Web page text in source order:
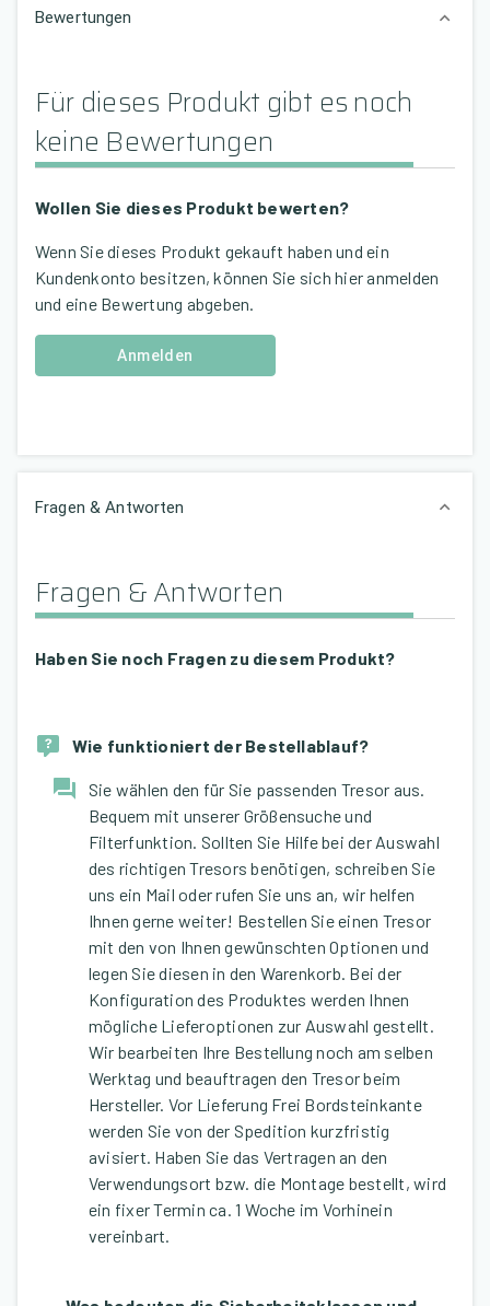
Bewertungen
Für dieses Produkt gibt es noch
keine Bewertungen
Wollen Sie dieses Produkt bewerten?
Wenn Sie dieses Produkt gekauft haben und ein
Kundenkonto besitzen, können Sie sich hier anmelden
und eine Bewertung abgeben.
Anmelden
Fragen & Antworten
Fragen & Antworten
Haben Sie noch Fragen zu diesem Produkt?
Wie funktioniert der Bestellablauf?
Sie wählen den für Sie passenden Tresor aus.
Bequem mit unserer Größensuche und
Filterfunktion. Sollten Sie Hilfe bei der Auswahl
des richtigen Tresors benötigen, schreiben Sie
uns ein Mail oder rufen Sie uns an, wir helfen
Ihnen gerne weiter! Bestellen Sie einen Tresor
mit den von Ihnen gewünschten Optionen und
legen Sie diesen in den Warenkorb. Bei der
Konfiguration des Produktes werden Ihnen
mögliche Lieferoptionen zur Auswahl gestellt.
Wir bearbeiten Ihre Bestellung noch am selben
Werktag und beauftragen den Tresor beim
Hersteller. Vor Lieferung Frei Bordsteinkante
werden Sie von der Spedition kurzfristig
avisiert. Haben Sie das Vertragen an den
Verwendungsort bzw. die Montage bestellt, wird
ein fixer Termin ca. 1 Woche im Vorhinein
vereinbart.